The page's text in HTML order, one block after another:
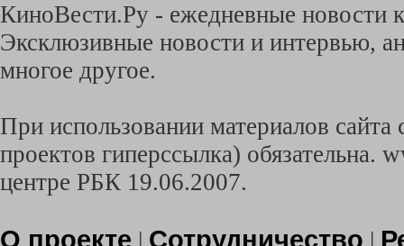
КиноВести.Ру - ежедневные новости
Эксклюзивные новости и интервью,
многое другое.
При использовании материалов
проектов гиперссылка) обязательна.
центре РБК 19.06.2007.
О проекте | Сотрудничество |